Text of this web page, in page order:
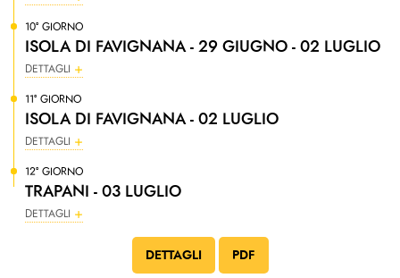
10° GIORNO
ISOLA DI FAVIGNANA - 29 GIUGNO - 02 LUGLIO
DETTAGLI
11° GIORNO
ISOLA DI FAVIGNANA - 02 LUGLIO
DETTAGLI
12° GIORNO
TRAPANI - 03 LUGLIO
DETTAGLI
DETTAGLI PDF